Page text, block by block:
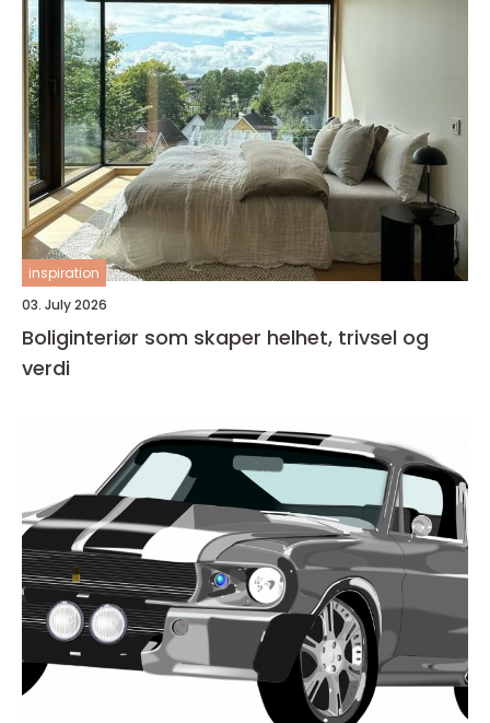
inspiration
03. July 2026
Boliginteriør som skaper helhet, trivsel og
verdi